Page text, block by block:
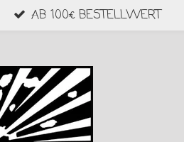
AB 100€ BESTELLWERT